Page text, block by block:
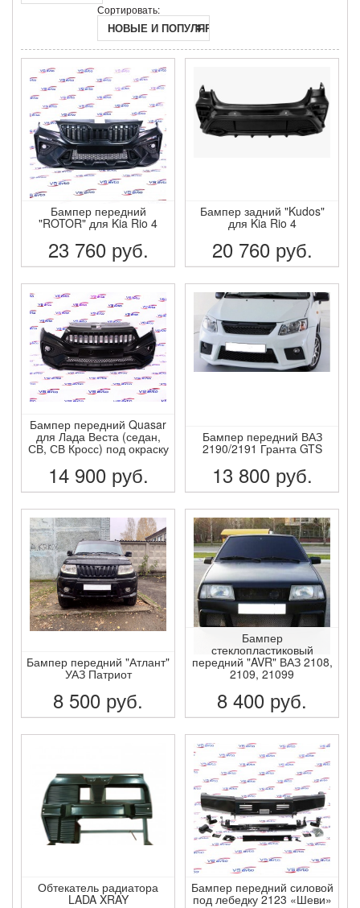
Сортировать:
НОВЫЕ И ПОПУЛЯРНЫЕ
Бампер передний
"ROTOR" для Kia Rio 4
23 760 руб.
ПОДРОБНЕЕ
Бампер задний "Kudos"
для Kia Rio 4
20 760 руб.
ПОДРОБНЕЕ
Бампер передний Quasar
для Лада Веста (седан,
СВ, СВ Кросс) под окраску
14 900 руб.
ПОДРОБНЕЕ
Бампер передний ВАЗ
2190/2191 Гранта GTS
13 800 руб.
ПОДРОБНЕЕ
Бампер передний "Атлант"
УАЗ Патриот
8 500 руб.
ПОДРОБНЕЕ
Бампер
стеклопластиковый
передний "AVR" ВАЗ 2108,
2109, 21099
8 400 руб.
ПОДРОБНЕЕ
Обтекатель радиатора
LADA XRAY
Бампер передний силовой
под лебедку 2123 «Шеви»